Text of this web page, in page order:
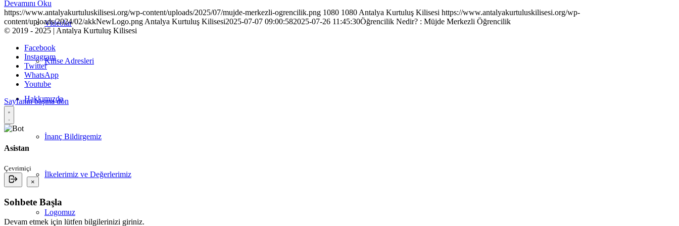
Videolar
Kilise Adresleri
Hakkımızda
İnanç Bildirgemiz
İlkelerimiz ve Değerlerimiz
Logomuz
Devamını Oku
https://www.antalyakurtuluskilisesi.org/wp-content/uploads/2025/07/mujde-merkezli-ogrencilik.png 1080 1080 Antalya Kurtuluş Kilisesi https://www.antalyakurtuluskilisesi.org/wp-
content/uploads/2024/02/akkNewLogo.png Antalya Kurtuluş Kilisesi2025-07-07 09:00:582025-07-26 11:45:30Öğrencilik Nedir? : Müjde Merkezli Öğrencilik
© 2019 - 2025 | Antalya Kurtuluş Kilisesi
Facebook
Instagram
Twitter
WhatsApp
Youtube
Sayfanın başına dön
Asistan
Çevrimiçi
×
Sohbete Başla
Devam etmek için lütfen bilgilerinizi giriniz.